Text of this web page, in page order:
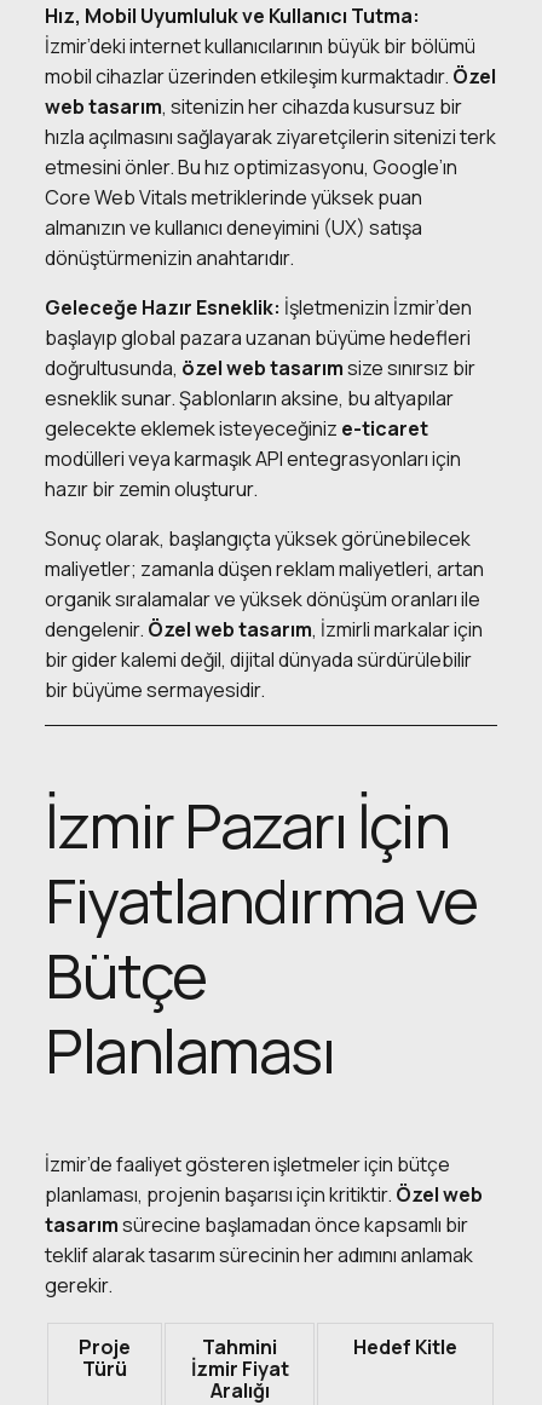
Hız, Mobil Uyumluluk ve Kullanıcı Tutma:
İzmir’deki internet kullanıcılarının büyük bir bölümü
mobil cihazlar üzerinden etkileşim kurmaktadır. Özel
web tasarım, sitenizin her cihazda kusursuz bir
hızla açılmasını sağlayarak ziyaretçilerin sitenizi terk
etmesini önler. Bu hız optimizasyonu, Google’ın
Core Web Vitals metriklerinde yüksek puan
almanızın ve kullanıcı deneyimini (UX) satışa
dönüştürmenizin anahtarıdır.
Geleceğe Hazır Esneklik: İşletmenizin İzmir’den
başlayıp global pazara uzanan büyüme hedefleri
doğrultusunda, özel web tasarımsize sınırsız bir
esneklik sunar. Şablonların aksine, bu altyapılar
gelecekte eklemek isteyeceğiniz e-ticaret
modülleri veya karmaşık API entegrasyonları için
hazır bir zemin oluşturur.
Sonuç olarak, başlangıçta yüksek görünebilecek
maliyetler; zamanla düşen reklam maliyetleri, artan
organik sıralamalar ve yüksek dönüşüm oranları ile
dengelenir. Özel web tasarım, İzmirli markalar için
bir gider kalemi değil, dijital dünyada sürdürülebilir
bir büyüme sermayesidir.
İzmir Pazarı İçin
Fiyatlandırma ve
Bütçe
Planlaması
İzmir’de faaliyet gösteren işletmeler için bütçe
planlaması, projenin başarısı için kritiktir. Özel web
tasarımsürecine başlamadan önce kapsamlı bir
teklif alarak tasarım sürecinin her adımını anlamak
gerekir.
Proje
Türü
Tahmini
İzmir Fiyat
Aralığı
Hedef Kitle